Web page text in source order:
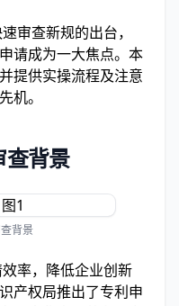
审查新规的出台，
请成为一大焦点。本
提供实操流程及注意
机。
查背景
背景
率，降低企业创新
产权局推出了专利申